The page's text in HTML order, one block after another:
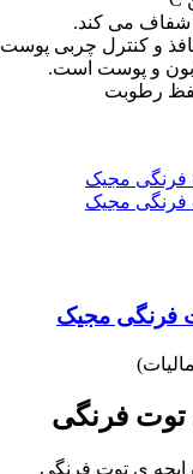
می کند.
و کنترل چربی پوست
و پوست است.
رطوبت
فرنگی مجیک
توت فرنگی
ی توت فرنگی